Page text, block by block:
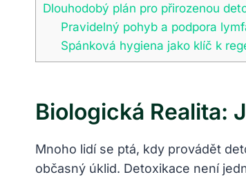
Dlouhodobý plán pro přirozenou
Pravidelný pohyb a podpora
Spánková hygiena jako klíč k
Biologická Realita:
Mnoho lidí se ptá, kdy provádět
občasný úklid. Detoxikace není